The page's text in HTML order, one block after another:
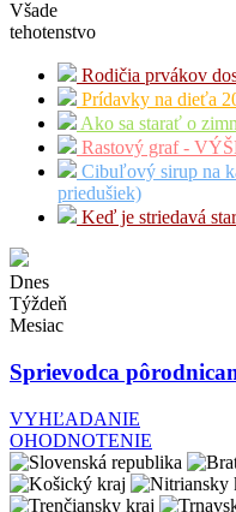
Všade
tehotenstvo
Rodičia prvákov
Prídavky na dieťa
Ako sa starať o
Rastový graf -
Cibuľový sirup na
priedušiek)
Keď je striedavá
Dnes
Týždeň
Mesiac
Sprievodca
VYHĽADANIE
OHODNOTENIE